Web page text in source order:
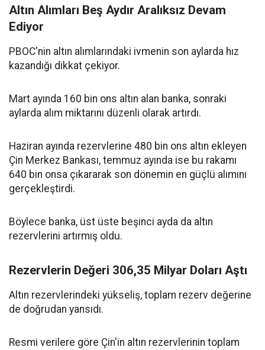
Altın Alımları Beş Aydır Aralıksız Devam
Ediyor
PBOC'nin altın alımlarındaki ivmenin son aylarda hız
kazandığı dikkat çekiyor.
Mart ayında 160 bin ons altın alan banka, sonraki
aylarda alım miktarını düzenli olarak artırdı.
Haziran ayında rezervlerine 480 bin ons altın ekleyen
Çin Merkez Bankası, temmuz ayında ise bu rakamı
640 bin onsa çıkararak son dönemin en güçlü alımını
gerçekleştirdi.
Böylece banka, üst üste beşinci ayda da altın
rezervlerini artırmış oldu.
Rezervlerin Değeri 306,35 Milyar Doları Aştı
Altın rezervlerindeki yükseliş, toplam rezerv değerine
de doğrudan yansıdı.
Resmi verilere göre Çin'in altın rezervlerinin toplam